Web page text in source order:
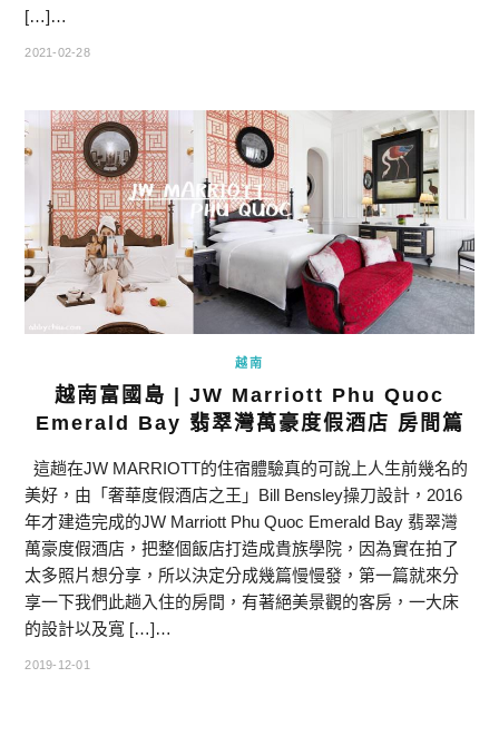
[…]…
2021-02-28
越南
越南富國島 | JW Marriott Phu Quoc
Emerald Bay 翡翠灣萬豪度假酒店 房間篇
這趟在JW MARRIOTT的住宿體驗真的可說上人生前幾名的
美好，由「奢華度假酒店之王」Bill Bensley操刀設計，2016
年才建造完成的JW Marriott Phu Quoc Emerald Bay 翡翠灣
萬豪度假酒店，把整個飯店打造成貴族學院，因為實在拍了
太多照片想分享，所以決定分成幾篇慢慢發，第一篇就來分
享一下我們此趟入住的房間，有著絕美景觀的客房，一大床
的設計以及寬 […]…
2019-12-01